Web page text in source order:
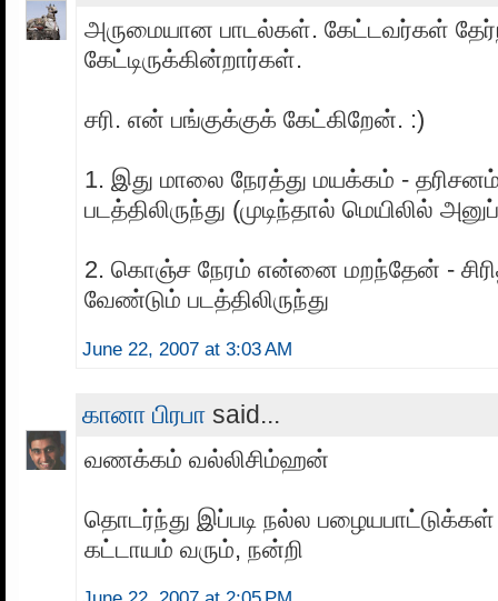
அருமையான பாடல்கள். கேட்டவர்கள்
கேட்டிருக்கின்றார்கள்.
சரி. என் பங்குக்குக் கேட்கிறேன். :)
1. இது மாலை நேரத்து மயக்கம் -
படத்திலிருந்து (முடிந்தால் மெயிலில்
2. கொஞ்ச நேரம் என்னை மறந்தேன் -
வேண்டும் படத்திலிருந்து
June 22, 2007 at 3:03 AM
கானா பிரபா said...
வணக்கம் வல்லிசிம்ஹன்
தொடர்ந்து இப்படி நல்ல
கட்டாயம் வரும், நன்றி